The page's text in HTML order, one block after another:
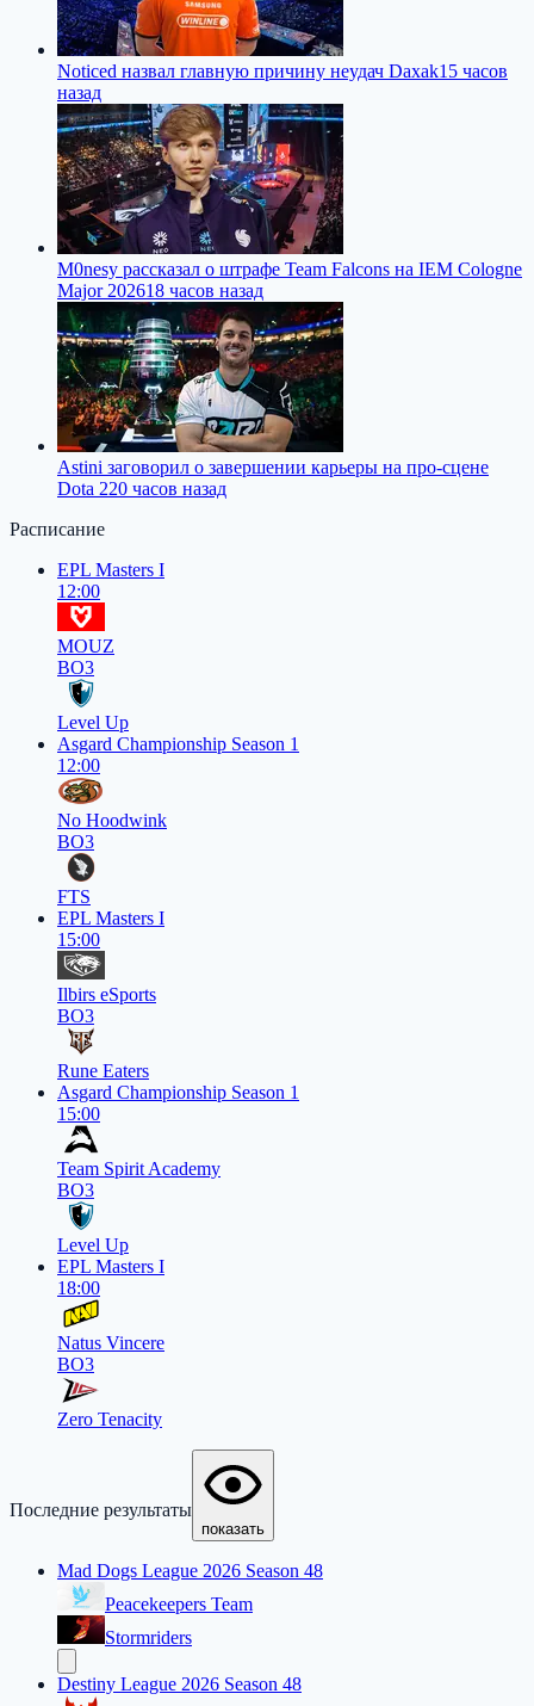
Noticed назвал главную причину неудач Daxak15 часов
назад
M0nesy рассказал о штрафе Team Falcons на IEM Cologne
Major 202618 часов назад
Astini заговорил о завершении карьеры на про-сцене
Dota 220 часов назад
Расписание
EPL Masters I
12:00
MOUZ
BO3
Level Up
Asgard Championship Season 1
12:00
No Hoodwink
BO3
FTS
EPL Masters I
15:00
Ilbirs eSports
BO3
Rune Eaters
Asgard Championship Season 1
15:00
Team Spirit Academy
BO3
Level Up
EPL Masters I
18:00
Natus Vincere
BO3
Zero Tenacity
Последние результаты
показать
Mad Dogs League 2026 Season 48
Peacekeepers Team
Stormriders
Destiny League 2026 Season 48